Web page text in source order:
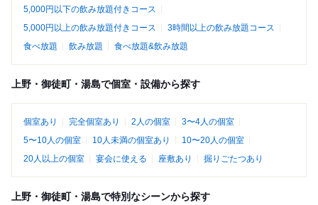
5,000円以下の飲み放題付きコース
5,000円以上の飲み放題付きコース
3時間以上の飲み放題コース
食べ放題
飲み放題 食べ放題&飲み放題
上野・御徒町・湯島で個室・設備から探す
個室あり 完全個室あり 2人の個室
3〜4人の個室
5〜10人の個室
10人未満の個室あり
10〜20人の個室
20人以上の個室
宴会に使える 座敷あり 掘りごたつあり
上野・御徒町・湯島で特別なシーンから探す